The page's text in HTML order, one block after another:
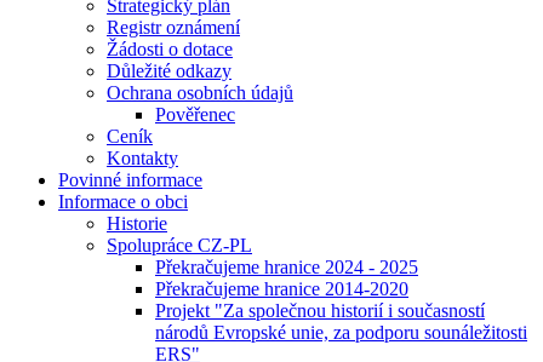
Strategický plán
Registr oznámení
Žádosti o dotace
Důležité odkazy
Ochrana osobních údajů
Pověřenec
Ceník
Kontakty
Povinné informace
Informace o obci
Historie
Spolupráce CZ-PL
Překračujeme hranice 2024 - 2025
Překračujeme hranice 2014-2020
Projekt "Za společnou historií i současností
národů Evropské unie, za podporu sounáležitosti
ERS"